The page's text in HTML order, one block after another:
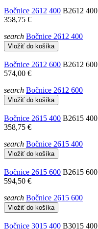
Bočnice 2612 400 B2612 400
358,75 €
search Bočnice 2612 400
Vložiť do košíka
Bočnice 2612 600 B2612 600
574,00 €
search Bočnice 2612 600
Vložiť do košíka
Bočnice 2615 400 B2615 400
358,75 €
search Bočnice 2615 400
Vložiť do košíka
Bočnice 2615 600 B2615 600
594,50 €
search Bočnice 2615 600
Vložiť do košíka
Bočnice 3015 400 B3015 400